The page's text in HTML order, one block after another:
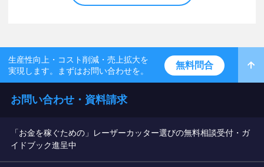
生産性向上・コスト削減・売上拡大を
実現します。まずはお問い合わせを。
無料問合
お問い合わせ・資料請求
「お金を稼ぐための」レーザーカッター選びの無料相談受付・ガ
イドブック進呈中